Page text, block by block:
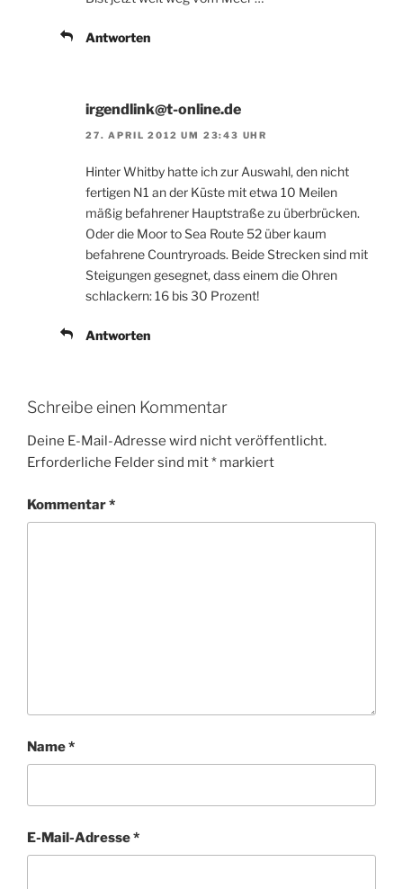
Antworten
irgendlink@t-online.de
27. APRIL 2012 UM 23:43 UHR
Hinter Whitby hatte ich zur Auswahl, den nicht
fertigen N1 an der Küste mit etwa 10 Meilen
mäßig befahrener Hauptstraße zu überbrücken.
Oder die Moor to Sea Route 52 über kaum
befahrene Countryroads. Beide Strecken sind mit
Steigungen gesegnet, dass einem die Ohren
schlackern: 16 bis 30 Prozent!
Antworten
Schreibe einen Kommentar
Deine E-Mail-Adresse wird nicht veröffentlicht.
Erforderliche Felder sind mit* markiert
Kommentar*
Name*
E-Mail-Adresse*